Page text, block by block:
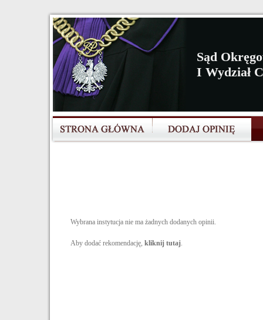
Sąd
I Wydział
Wybrana instytucja nie ma żadnych dodanych opinii.
Aby dodać rekomendację, kliknij tutaj.